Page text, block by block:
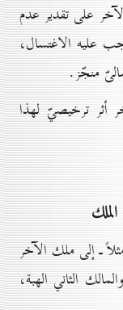
على تقدير عدم
عليه الاغتسال،
منجّز.
أثر ترخيصيّ لهذا
ـ إلى ملك الآخر
الثاني الهبة،